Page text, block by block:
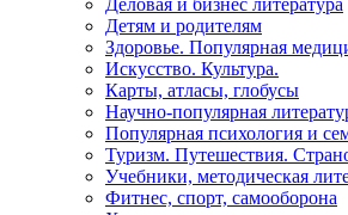
Деловая и бизнес литература
Детям и родителям
Здоровье. Популярная
Искусство. Культура.
Карты, атласы, глобусы
Научно-популярная
Популярная психология и
Туризм. Путешествия.
Учебники, методическая
Фитнес, спорт, самооборона